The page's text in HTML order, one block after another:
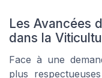
Les Avancées
dans la
Face à une
plus